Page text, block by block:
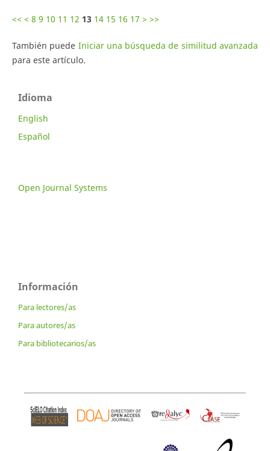
<< < 8 9 10 11 12 13 14 15 16 17 > >>
También puede Iniciar una búsqueda de similitud avanzada
para este artículo.
Idioma
English
Español
Open Journal Systems
Información
Para lectores/as
Para autores/as
Para bibliotecarios/as